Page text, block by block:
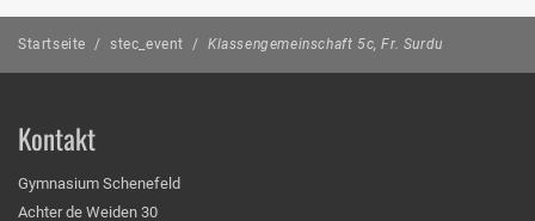
Startseite / stec_event / Klassengemeinschaft 5c, Fr. Surdu
Kontakt
Gymnasium Schenefeld
Achter de Weiden 30